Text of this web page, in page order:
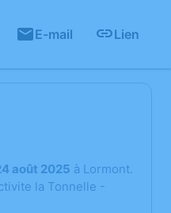
E-mail Lien
août 2025 à Lormont.
la Tonnelle -